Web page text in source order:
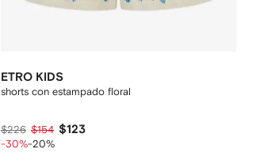
ETRO KIDS
shorts con estampado floral
$226 $154 $123
-30%-20%